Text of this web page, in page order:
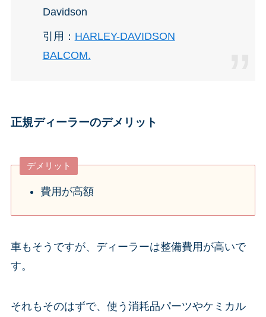
Davidson
引用： HARLEY-DAVIDSON
BALCOM.
正規ディーラーのデメリット
デメリット
費用が高額
車もそうですが、ディーラーは整備費用が高いで
す。
それもそのはずで、使う消耗品パーツやケミカル